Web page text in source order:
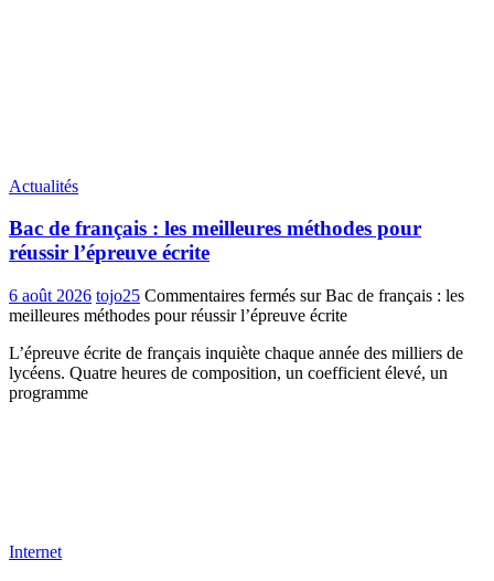
Actualités
Bac de français : les meilleures méthodes pour
réussir l’épreuve écrite
6 août 2026 tojo25 Commentaires fermés sur Bac de français : les
meilleures méthodes pour réussir l’épreuve écrite
L’épreuve écrite de français inquiète chaque année des milliers de
lycéens. Quatre heures de composition, un coefficient élevé, un
programme
Internet